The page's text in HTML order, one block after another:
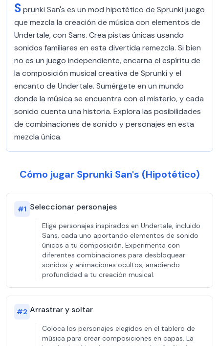
Sprunki San's es un mod hipotético de Sprunki juego
que mezcla la creación de música con elementos de
Undertale, con Sans. Crea pistas únicas usando
sonidos familiares en esta divertida remezcla. Si bien
no es un juego independiente, encarna el espíritu de
la composición musical creativa de Sprunki y el
encanto de Undertale. Sumérgete en un mundo
donde la música se encuentra con el misterio, y cada
sonido cuenta una historia. Explora las posibilidades
de combinaciones de sonido y personajes en esta
mezcla única.
Cómo jugar Sprunki San's (Hipotético)
#1 Seleccionar personajes
Elige personajes inspirados en Undertale, incluido
Sans, cada uno aportando elementos de sonido
únicos a tu composición. Experimenta con
diferentes combinaciones para desbloquear
sonidos y animaciones ocultos, añadiendo
profundidad a tu creación musical.
#2 Arrastrar y soltar
Coloca los personajes elegidos en el tablero de
música para crear composiciones en capas. La